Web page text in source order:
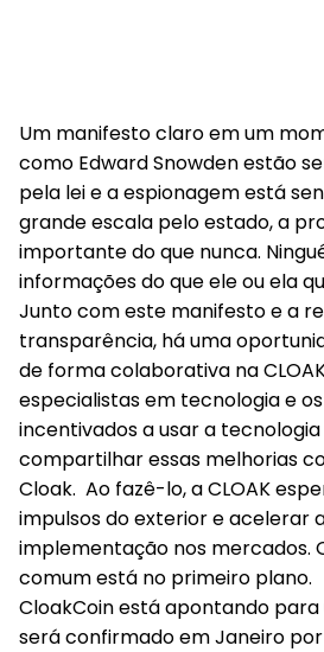
Um manifesto claro em um
como Edward Snowden estão
pela lei e a espionagem está
grande escala pelo estado, a
importante do que nunca.
informações do que ele ou ela
Junto com este manifesto e a
transparência, há uma
de forma colaborativa na
especialistas em tecnologia e
incentivados a usar a
compartilhar essas melhorias
Cloak. Ao fazê-lo, a CLOAK
impulsos do exterior e acelerar
implementação nos mercados.
comum está no primeiro plano.
CloakCoin está apontando para
será confirmado em Janeiro